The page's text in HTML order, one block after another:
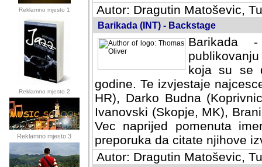
Reklamno mjesto 1
Reklamno mjesto 2
Reklamno mjesto 3
Autor: Dragutin Matoševic,
Barikada (INT) - Backstage
Barikada
koja su se
godine. Te izvjestaje
HR), Darko Budna
Ivanovski (Skopje, MK),
Vec naprijed pomenuta
preporuka da citate njihove
Autor: Dragutin Matoševic,